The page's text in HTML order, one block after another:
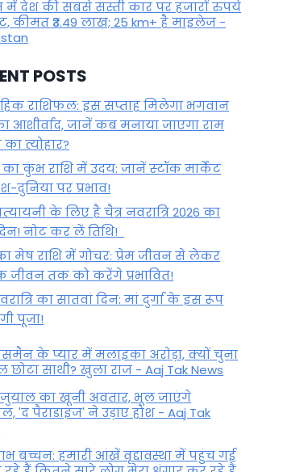
कुंभ राशि में वक्री होने से,
वालों के होंगे वारे-न्यारे; हर
पर मिलेगी सफलता!
7, 2024
में देश की सबसे सस्ती कार पर हजारों रुपये
कीमत ₹3.49 लाख; 25 km+ है माइलेज -
POSTS
राशिफल: इस सप्ताह मिलेगा भगवान
आशीर्वाद, जानें कब मनाया जाएगा राम
त्योहार?
कुंभ राशि में उदय: जानें स्‍टॉक मार्केट
दुनिया पर प्रभाव!
के लिए है चैत्र नवरात्रि 2026 का
नोट कर लें तिथि!
मेष राशि में गोचर: प्रेम जीवन से लेकर
जीवन तक को करेंगे प्रभावित!
का सातवां दिन: मां दुर्गा के इस रूप
पूजा!
के प्यार में मलाइका अरोड़ा, क्यों चुना
छोटा साथी? खुला राज - Aaj Tak News
जुयाल का खूनी अवतार, भूल जाएंगे
'द पैराडाइज' ने उड़ाए होश - Aaj Tak
बच्चन: हमारी आंखें वृद्दावस्था में पहुंच गई